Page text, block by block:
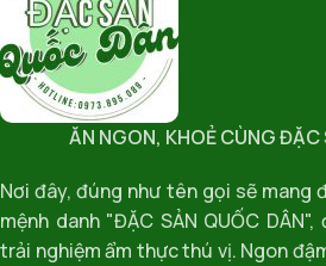
ĂN NGON, KHOẺ CÙNG ĐẶC
Nơi đây, đúng như tên gọi sẽ mang
mệnh danh "ĐẶC SẢN QUỐC
trải nghiệm ẩm thực thú vị. Ngon